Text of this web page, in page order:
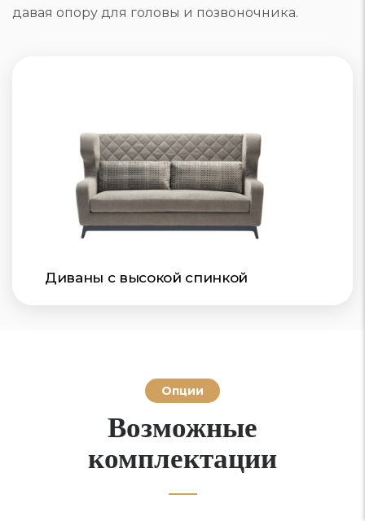
давая опору для головы и позвоночника.
Диваны с высокой спинкой
Опции
Возможные
комплектации